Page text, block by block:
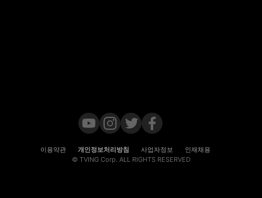
이용약관 개인정보처리방침 사업자정보
인재채용
© TVING Corp. ALL RIGHTS RESERVED